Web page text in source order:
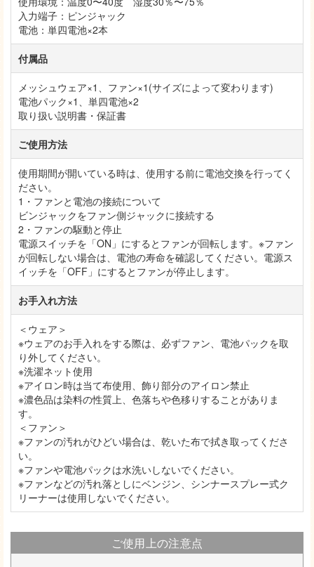
入力端子：ピンジャック
電池：単四電池×2本
付属品
メッシュウェア×1、ファン×1(サイズによって変わります)
電池パック×1、単四電池×2
取り扱い説明書・保証書
ご使用方法
使用期間が開いている時は、使用する前に電池交換を行ってく
ださい。
1・ファンと電池の接続について
ビンジャックをファン側ジャックに接続する
2・ファンの駆動と停止
電源スイッチを「ON」にするとファンが回転します。※ファン
が回転しない場合は、電池の寿命を確認してください。電源ス
イッチを「OFF」にするとファンが停止します。
お手入れ方法
＜ウェア＞
※ウェアのお手入れをする際は、必ずファン、電池パックを取
り外してください。
※洗濯ネット使用
※アイロン時は当て布使用、飾り部分のアイロン禁止
※濃色品は染料の性質上、色落ちや色移りすることがありま
す。
＜ファン＞
※ファンの汚れがひどい場合は、乾いた布で拭き取ってくださ
い。
※ファンや電池パックは水洗いしないでください。
※ファンなどの汚れ落としにベンジン、シンナースプレー式ク
リーナーは使用しないでください。
ご使用上の注意点